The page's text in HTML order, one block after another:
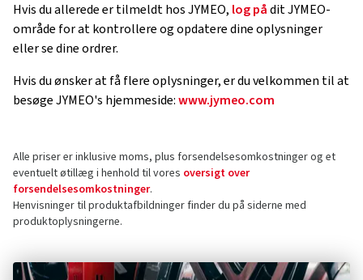
Hvis du allerede er tilmeldt hos JYMEO, log pådit JYMEO-
område for at kontrollere og opdatere dine oplysninger
eller se dine ordrer.
Hvis du ønsker at få flere oplysninger, er du velkommen til at
besøge JYMEO's hjemmeside:www.jymeo.com
Alle priser er inklusive moms, plus forsendelsesomkostninger og et
eventuelt øtillæg i henhold til vores oversigt over
forsendelsesomkostninger.
Henvisninger til produktafbildninger finder du på siderne med
produktoplysningerne.